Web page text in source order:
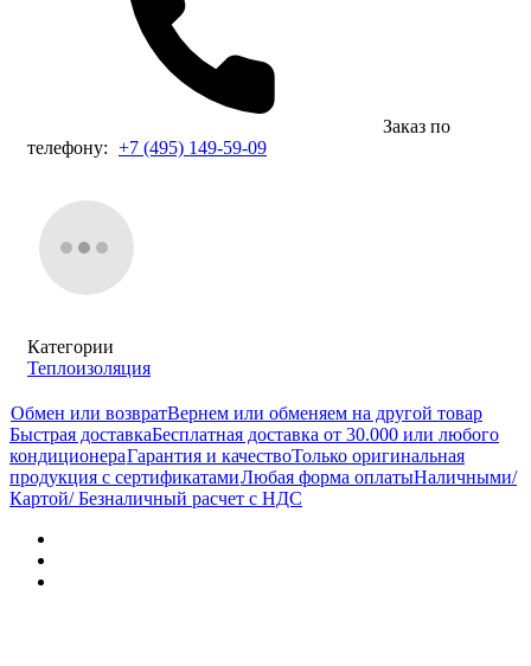
Заказ по
телефону: +7 (495) 149-59-09
Категории
Теплоизоляция
Обмен или возвратВернем или обменяем на другой товар
Быстрая доставкаБесплатная доставка от 30.000 или любого
кондиционераГарантия и качествоТолько оригинальная
продукция с сертификатамиЛюбая форма оплатыНаличными/
Картой/ Безналичный расчет с НДС